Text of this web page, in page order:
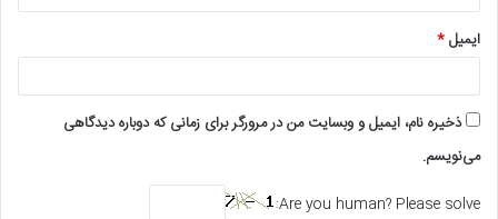
ایمیل*
ذخیره نام، ایمیل و وبسایت من در مرورگر برای زمانی که دوباره دیدگاهی
می‌نویسم.
Are you human? Please solve: